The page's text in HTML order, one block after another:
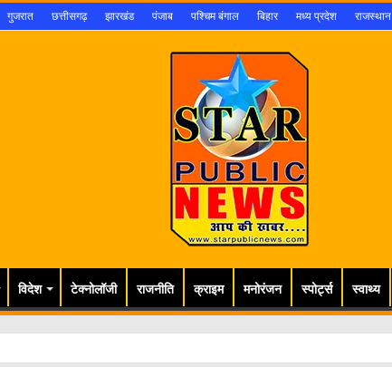
गुजरात छत्तीसगढ़ झारखंड पंजाब पश्चिम बंगाल बिहार मध्य प्रदेश राजस्थान
विदेश टेक्नोलॉजी राजनीति क्राइम मनोरंजन स्पोर्ट्स स्वाथ्य